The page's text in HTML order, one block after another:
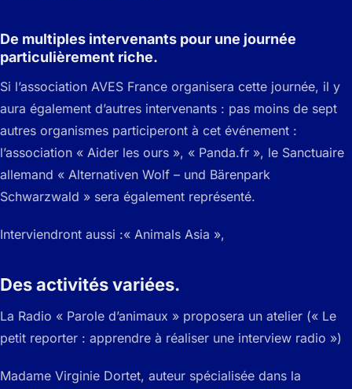
De multiples intervenants pour une journée
particulièrement riche.
Si l’association AVES France organisera cette journée, il y
aura également d’autres intervenants : pas moins de sept
autres organismes participeront à cet événement :
l’association « Aider les ours », « Panda.fr », le Sanctuaire
allemand « Alternativen Wolf – und Bärenpark
Schwarzwald » sera également représenté.
Interviendront aussi :« Animals Asia »,
Des activités variées.
La Radio « Parole d’animaux » proposera un atelier (« Le
petit reporter : apprendre à réaliser une interview radio »)
Madame Virginie Dortet, auteur spécialisée dans la